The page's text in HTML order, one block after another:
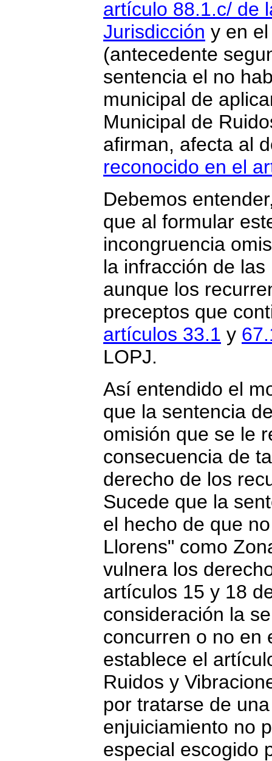
artículo 88.1.c/ de
Jurisdicción y en
(antecedente
sentencia el no
municipal de
Municipal de
afirman, afecta al
reconocido en el
Debemos
que al formular
incongruencia
la infracción de
aunque los
preceptos que
artículos 33.1 y
LOPJ.
Así entendido el
que la sentencia
omisión que se le
consecuencia de
derecho de los
Sucede que la
el hecho de que
Llorens" como
vulnera los
artículos 15 y 18
consideración la
concurren o no en
establece el
Ruidos y
por tratarse de
enjuiciamiento no
especial escogido